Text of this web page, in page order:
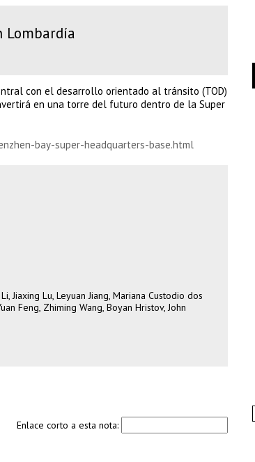
Lombardía
con el desarrollo orientado al tránsito (TOD)
en una torre del futuro dentro de la Super
bay-super-headquarters-base.html
Jiaxing Lu, Leyuan Jiang, Mariana Custodio dos
Feng, Zhiming Wang, Boyan Hristov, John
Enlace corto a esta nota: